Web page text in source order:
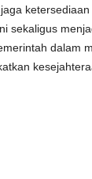
sekaligus
dalam